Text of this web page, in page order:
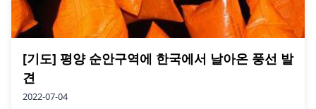
[기도] 평양 순안구역에 한국에서 날아온 풍선 발
견
2022-07-04